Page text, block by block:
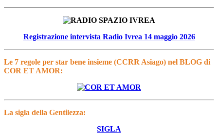
Registrazione intervista Radio Ivrea 14 maggio 2026
Le 7 regole per star bene insieme (CCRR Asiago) nel BLOG di
COR ET AMOR:
La sigla della Gentilezza:
SIGLA